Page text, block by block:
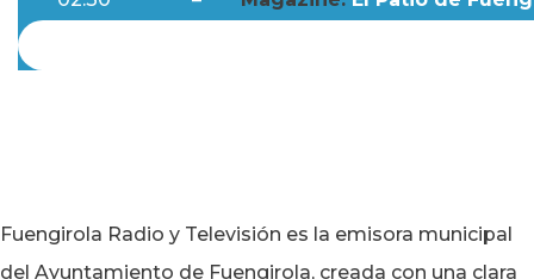
Fuengirola Radio y Televisión es la emisora municipal
del Ayuntamiento de Fuengirola, creada con una clara